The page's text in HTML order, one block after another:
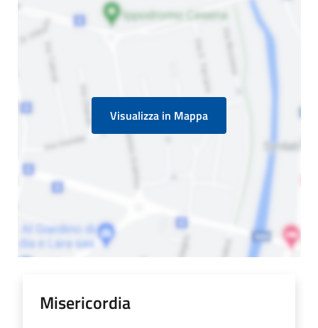
Visualizza in Mappa
Misericordia